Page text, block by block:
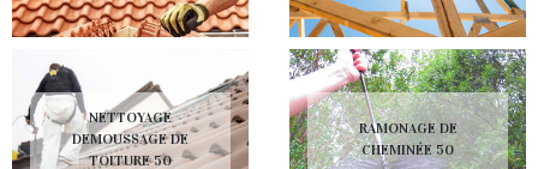
NETTOYAGE
DEMOUSSAGE DE
TOITURE 50
RAMONAGE DE
CHEMINÉE 50